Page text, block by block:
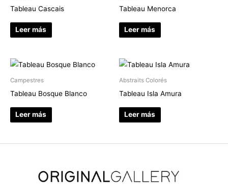
Tableau Cascais
Leer más
Tableau Menorca
Leer más
Campestres
Tableau Bosque Blanco
Leer más
Abstraits Colorés
Tableau Isla Amura
Leer más